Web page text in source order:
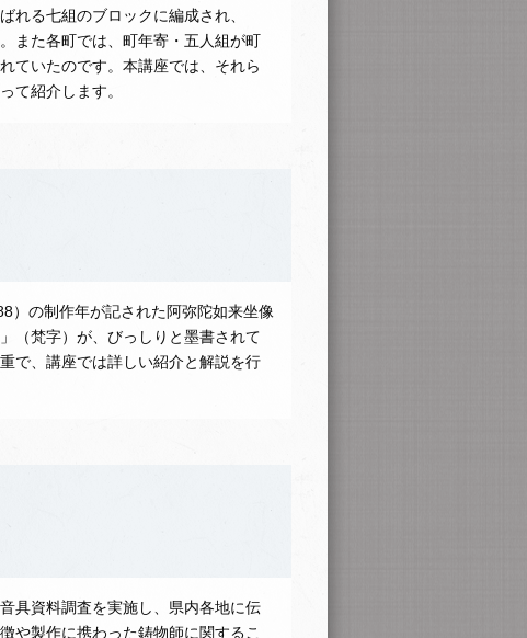
る七組のブロックに編成され、
また各町では、町年寄・五人組が町
ていたのです。本講座では、それら
て紹介します。
）の制作年が記された阿弥陀如来坐像
（梵字）が、びっしりと墨書されて
で、講座では詳しい紹介と解説を行
具資料調査を実施し、県内各地に伝
や製作に携わった鋳物師に関するこ